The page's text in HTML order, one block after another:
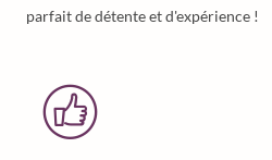
parfait de détente et d'expérience !